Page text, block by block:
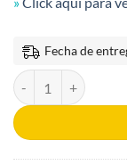
Fecha de
Internado Rotatorio